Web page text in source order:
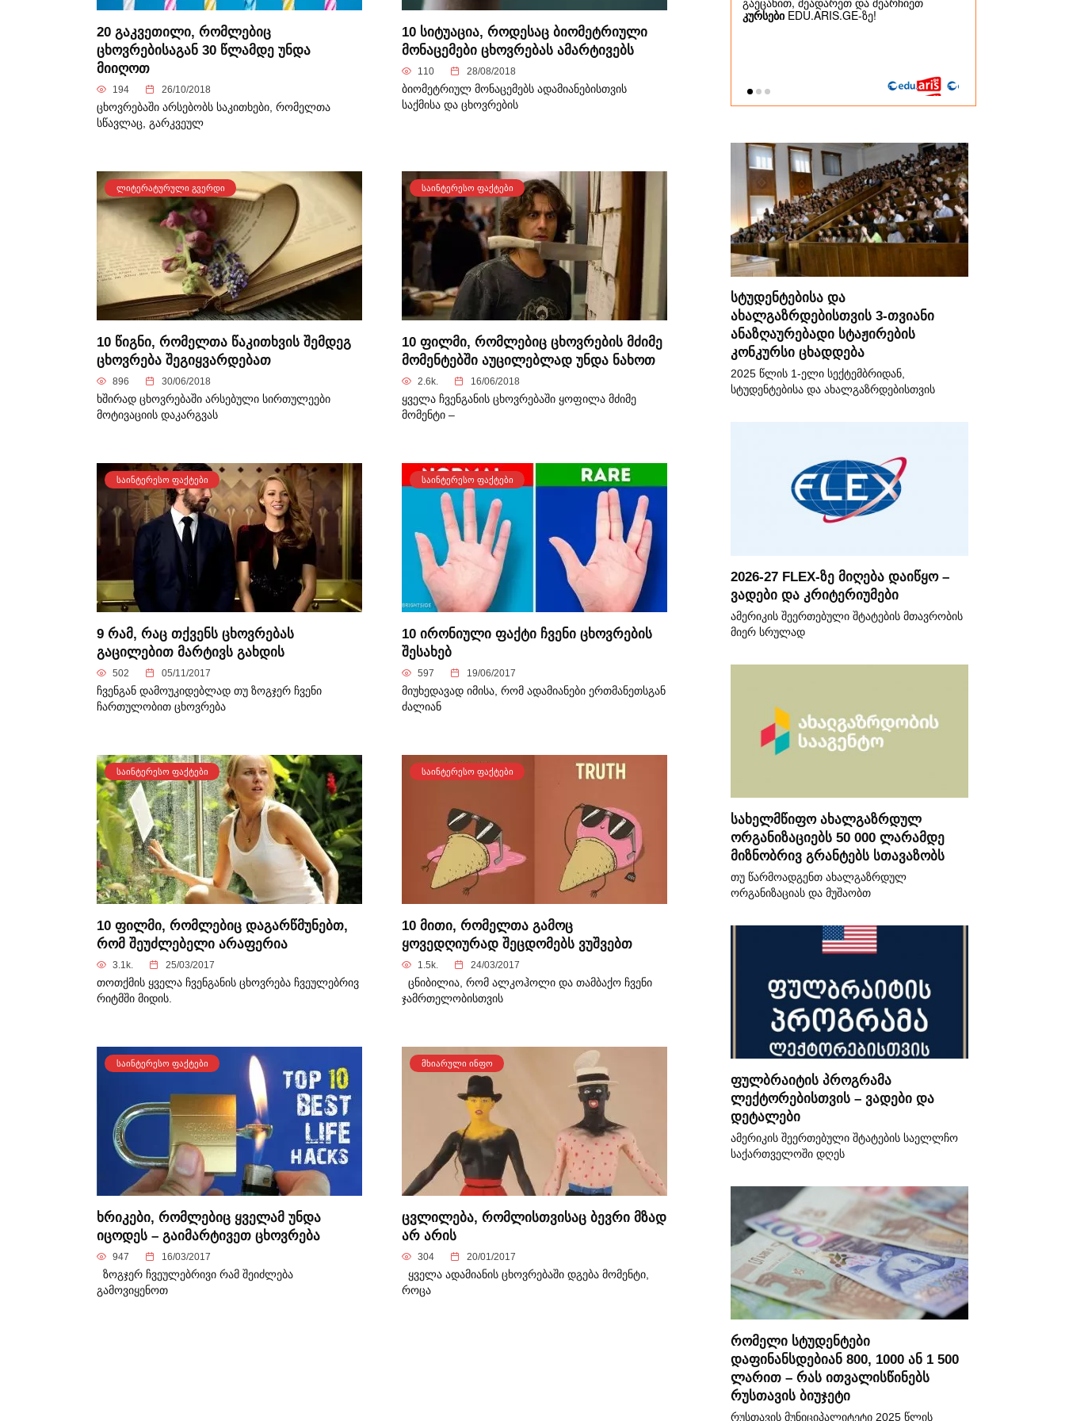
20 გაკვეთილი, რომლებიც
ცხოვრებისაგან 30 წლამდე უნდა
მიიღოთ
194 26/10/2018
ცხოვრებაში არსებობს საკითხები, რომელთა
სწავლაც, გარკვეულ
10 სიტუაცია, როდესაც ბიომეტრიული
მონაცემები ცხოვრებას ამარტივებს
110 28/08/2018
ბიომეტრიულ მონაცემებს ადამიანებისთვის
საქმისა და ცხოვრების
ᲚᲘᲢᲔᲠᲐᲢᲣᲠᲣᲚᲘ ᲒᲕᲔᲠᲓᲘ
10 წიგნი, რომელთა წაკითხვის შემდეგ
ცხოვრება შეგიყვარდებათ
896 30/06/2018
ხშირად ცხოვრებაში არსებული სირთულეები
მოტივაციის დაკარგვას
ᲡᲐᲘᲜᲢᲔᲠᲔᲡᲝ ᲤᲐᲥᲢᲔᲑᲘ
10 ფილმი, რომლებიც ცხოვრების მძიმე
მომენტებში აუცილებლად უნდა ნახოთ
2.6k. 16/06/2018
ყველა ჩვენგანის ცხოვრებაში ყოფილა მძიმე
მომენტი –
ᲡᲐᲘᲜᲢᲔᲠᲔᲡᲝ ᲤᲐᲥᲢᲔᲑᲘ
9 რამ, რაც თქვენს ცხოვრებას
გაცილებით მარტივს გახდის
502 05/11/2017
ჩვენგან დამოუკიდებლად თუ ზოგჯერ ჩვენი
ჩართულობით ცხოვრება
ᲡᲐᲘᲜᲢᲔᲠᲔᲡᲝ ᲤᲐᲥᲢᲔᲑᲘ
10 ირონიული ფაქტი ჩვენი ცხოვრების
შესახებ
597 19/06/2017
მიუხედავად იმისა, რომ ადამიანები ერთმანეთსგან
ძალიან
ᲡᲐᲘᲜᲢᲔᲠᲔᲡᲝ ᲤᲐᲥᲢᲔᲑᲘ
10 ფილმი, რომლებიც დაგარწმუნებთ,
რომ შეუძლებელი არაფერია
3.1k. 25/03/2017
თოთქმის ყველა ჩვენგანის ცხოვრება ჩვეულებრივ
რიტმში მიდის.
ᲡᲐᲘᲜᲢᲔᲠᲔᲡᲝ ᲤᲐᲥᲢᲔᲑᲘ
10 მითი, რომელთა გამოც
ყოვედღიურად შეცდომებს ვუშვებთ
1.5k. 24/03/2017
ცნიბილია, რომ ალკოჰოლი და თამბაქო ჩვენი
ჯამრთელობისთვის
ᲡᲐᲘᲜᲢᲔᲠᲔᲡᲝ ᲤᲐᲥᲢᲔᲑᲘ
ხრიკები, რომლებიც ყველამ უნდა
იცოდეს – გაიმარტივეთ ცხოვრება
947 16/03/2017
ზოგჯერ ჩვეულებრივი რამ შეიძლება
გამოვიყენოთ
ᲛᲮᲘᲐᲠᲣᲚᲘ ᲘᲜᲤᲝ
ცვლილება, რომლისთვისაც ბევრი მზად
არ არის
304 20/01/2017
ყველა ადამიანის ცხოვრებაში დგება მომენტი,
როცა
სტუდენტებისა და
ახალგაზრდებისთვის 3-თვიანი
ანაზღაურებადი სტაჟირების
კონკურსი ცხადდება
2025 წლის 1-ელი სექტემბრიდან,
სტუდენტებისა და ახალგაზრდებისთვის
2026-27 FLEX-ზე მიღება დაიწყო –
ვადები და კრიტერიუმები
ამერიკის შეერთებული შტატების მთავრობის
მიერ სრულად
სახელმწიფო ახალგაზრდულ
ორგანიზაციებს 50 000 ლარამდე
მიზნობრივ გრანტებს სთავაზობს
თუ წარმოადგენთ ახალგაზრდულ
ორგანიზაციას და მუშაობთ
ფულბრაიტის პროგრამა
ლექტორებისთვის – ვადები და
დეტალები
ამერიკის შეერთებული შტატების საელლჩო
საქართველოში დღეს
რომელი სტუდენტები
დაფინანსდებიან 800, 1000 ან 1 500
ლარით – რას ითვალისწინებს
რუსთავის ბიუჯეტი
რუსთავის მუნიციპალიტეტი 2025 წლის